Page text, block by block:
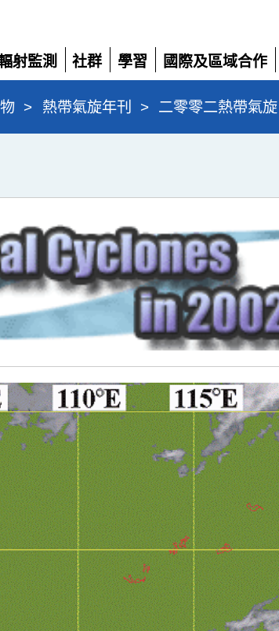
射監測
社群
展
開
學習
展
開
國際及區域合作
展
開
> 熱帶氣旋年刊 > 二零零二熱帶氣旋